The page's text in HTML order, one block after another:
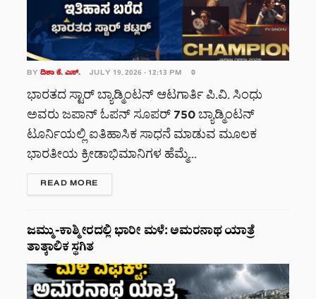
BY ದಿಶಾ ಕೆ. ಎಸ್. JULY 19, 2026 - 12:13 PM 0
ಭಾರತದ ಸ್ಟಾರ್ ಬ್ಯಾಡ್ಮಿಂಟನ್ ಆಟಗಾರ್ತಿ ಪಿ.ವಿ. ಸಿಂಧು
ಅವರು ಜಪಾನ್ ಓಪನ್ ಸೂಪರ್ 750 ಬ್ಯಾಡ್ಮಿಂಟನ್
ಟೂರ್ನಿಯಲ್ಲಿ ಐತಿಹಾಸಿಕ ಸಾಧನೆ ಮಾಡುವ ಮೂಲಕ
ಭಾರತೀಯ ಕ್ರೀಡಾಭಿಮಾನಿಗಳ ಹೆಮ್ಮೆ...
READ MORE
ಜಮ್ಮು-ಕಾಶ್ಮೀರದಲ್ಲಿ ಭಾರೀ ಮಳೆ: ಅಮರನಾಥ ಯಾತ್ರೆ
ತಾತ್ಕಾಲಿಕ ಸ್ಥಗಿತ